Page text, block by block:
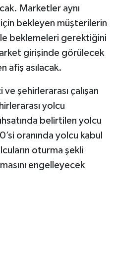
Marketler aynı
bekleyen müşterilerin
beklemeleri gerektiğini
girişinde görülecek
afiş asılacak.
şehirlerarası çalışan
yolcu
belirtilen yolcu
oranında yolcu kabul
oturma şekli
engelleyecek